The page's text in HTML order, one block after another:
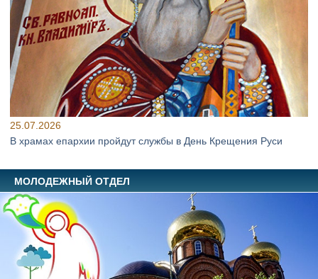
25.07.2026
В храмах епархии пройдут службы в День Крещения Руси
МОЛОДЕЖНЫЙ ОТДЕЛ